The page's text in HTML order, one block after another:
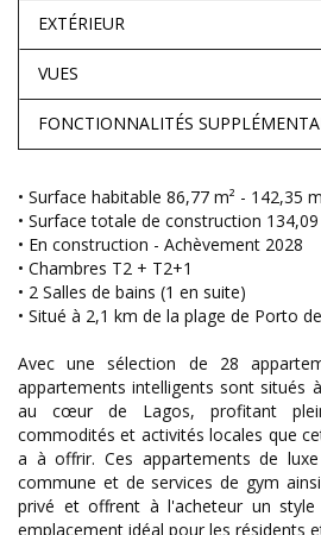
EXTÉRIEUR
VUES
FONCTIONNALITÉS
• Surface habitable 86,77 m² - 142,35
• Surface totale de construction 134,09
• En construction - Achèvement 2028
• Chambres T2 + T2+1
• 2 Salles de bains (1 en suite)
• Situé à 2,1 km de la plage de Porto
Avec une sélection de 28
appartements intelligents sont situés
au cœur de Lagos, profitant
commodités et activités locales que
a à offrir. Ces appartements de
commune et de services de gym
privé et offrent à l'acheteur un
emplacement idéal pour les résidents